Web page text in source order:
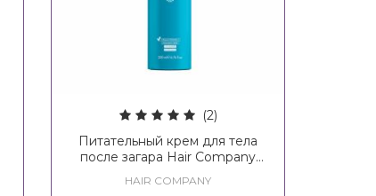
(2)
Питательный крем для тела
после загара Hair Company
Body Cream
HAIR COMPANY